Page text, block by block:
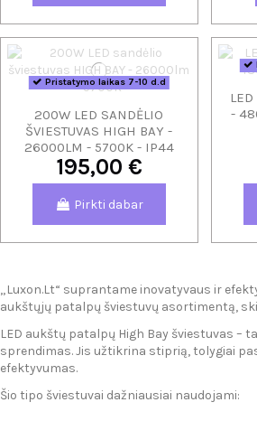
Pristatymo laikas 7-10 d.d
200W LED SANDĖLIO
ŠVIESTUVAS HIGH BAY -
26000LM - 5700K - IP44
195,00 €
Pirkti dabar
-
„Luxon.Lt“ suprantame inovatyvaus ir
aukštųjų patalpų šviestuvų asortimentą,
LED aukštų patalpų High Bay šviestuvas
sprendimas. Jis užtikrina stiprią, tolygiai
efektyvumas.
Šio tipo šviestuvai dažniausiai naudojami: